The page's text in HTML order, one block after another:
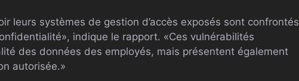
leurs systèmes de gestion d’accès exposés sont confrontés
indique le rapport. «Ces vulnérabilités
des données des employés, mais présentent également
autorisée.»